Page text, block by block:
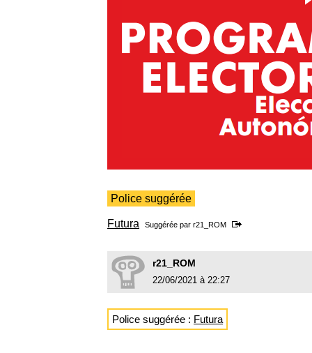
Police suggérée
Futura Suggérée par r21_ROM
r21_ROM
22/06/2021 à 22:27
Police suggérée : Futura